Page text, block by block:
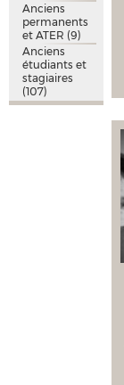
Anciens
permanents
et ATER (9)
Anciens
étudiants et
stagiaires
(107)